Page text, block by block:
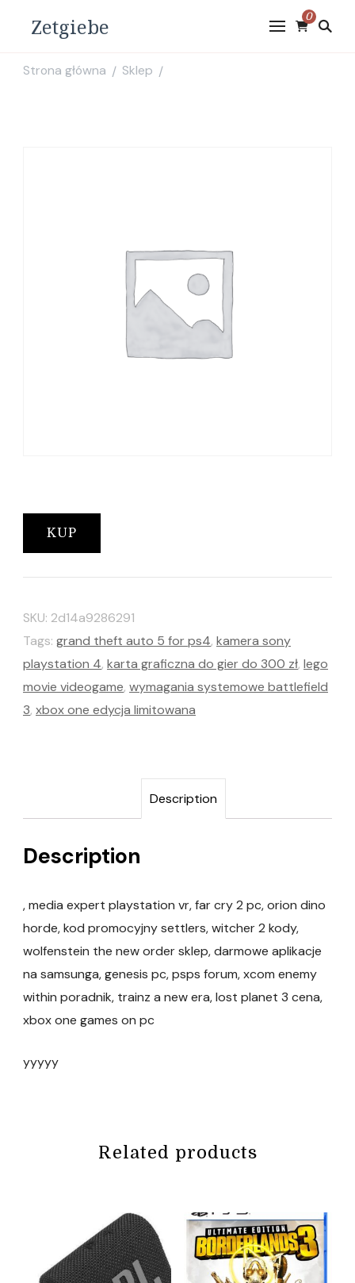
Zetgiebe 0
Strona główna / Sklep /
KUP
SKU: 2d14a9286291
Tags: grand theft auto 5 for ps4, kamera sony
playstation 4, karta graficzna do gier do 300 zł, lego
movie videogame, wymagania systemowe battlefield
3, xbox one edycja limitowana
Description
Description
, media expert playstation vr, far cry 2 pc, orion dino
horde, kod promocyjny settlers, witcher 2 kody,
wolfenstein the new order sklep, darmowe aplikacje
na samsunga, genesis pc, psps forum, xcom enemy
within poradnik, trainz a new era, lost planet 3 cena,
xbox one games on pc
yyyyy
Related products